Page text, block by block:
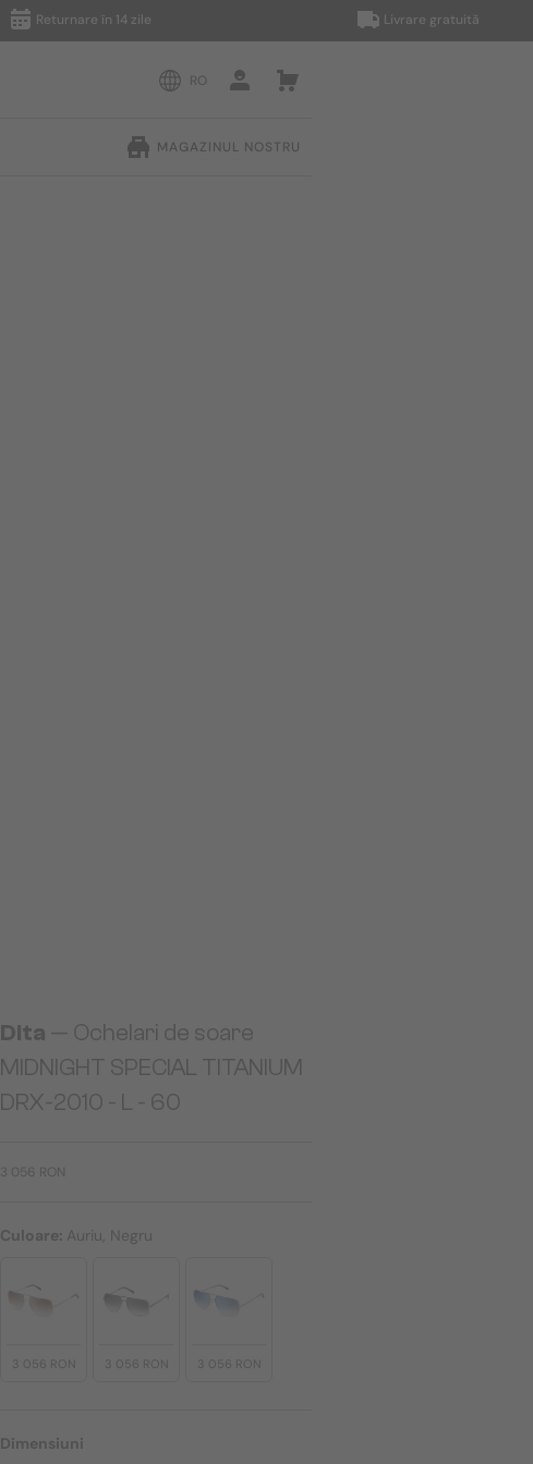
Returnare în 14 zile Livrare gratuită
RO
MAGAZINUL NOSTRU
Dita — Ochelari de soare
MIDNIGHT SPECIAL TITANIUM
DRX-2010 - L - 60
3 056 RON
Culoare: Auriu, Negru
3 056 RON 3 056 RON 3 056 RON
Dimensiuni